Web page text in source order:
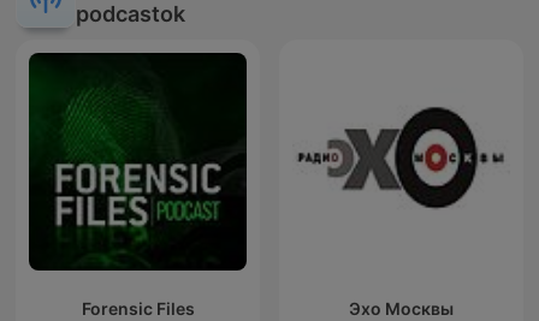
podcastok
Forensic Files Эхо Москвы